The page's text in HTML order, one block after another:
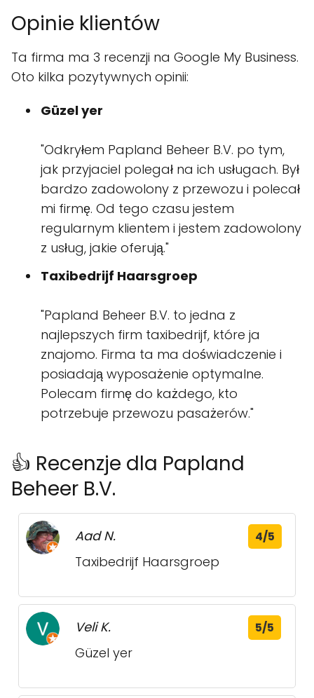
Opinie klientów
Ta firma ma 3 recenzji na Google My Business.
Oto kilka pozytywnych opinii:
Güzel yer
"Odkryłem Papland Beheer B.V. po tym,
jak przyjaciel polegał na ich usługach. Był
bardzo zadowolony z przewozu i polecał
mi firmę. Od tego czasu jestem
regularnym klientem i jestem zadowolony
z usług, jakie oferują."
Taxibedrijf Haarsgroep
"Papland Beheer B.V. to jedna z
najlepszych firm taxibedrijf, które ja
znajomo. Firma ta ma doświadczenie i
posiadają wyposażenie optymalne.
Polecam firmę do każdego, kto
potrzebuje przewozu pasażerów."
👍 Recenzje dla Papland
Beheer B.V.
Aad N. 4/5
Taxibedrijf Haarsgroep
Veli K. 5/5
Güzel yer